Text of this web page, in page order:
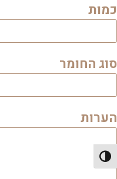
הפעל/כבה ניגודיות גבוהה
כמות
סוג החומר
הערות